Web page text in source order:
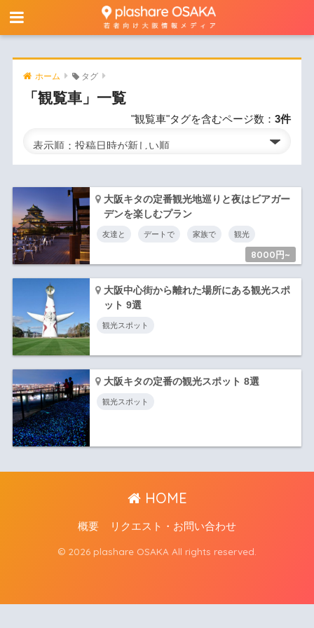
ホーム タグ
「観覧車」一覧
"観覧車"タグを含むページ数：3件
大阪キタの定番観光地巡りと夜はビアガー
デンを楽しむプラン
友達と デートで 家族で 観光
8000円~
大阪中心街から離れた場所にある観光スポ
ット 9選
観光スポット
大阪キタの定番の観光スポット 8選
観光スポット
HOME
概要 リクエスト・お問い合わせ
© 2026 plashare OSAKA All rights reserved.